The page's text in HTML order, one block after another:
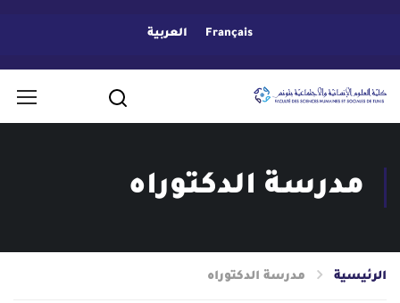
Français العربية
مدرسة الدكتوراه
الرئيسية مدرسة الدكتوراه